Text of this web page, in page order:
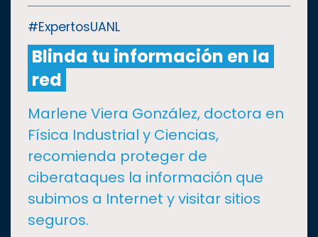
CULTURA
I+D+IEXPERTOS
SALUD
SUSTENTABILIDAD
#ExpertosUANL
Blinda tu información en la
red
Marlene Viera González, doctora en
Física Industrial y Ciencias,
recomienda proteger de
ciberataques la información que
subimos a Internet y visitar sitios
seguros.